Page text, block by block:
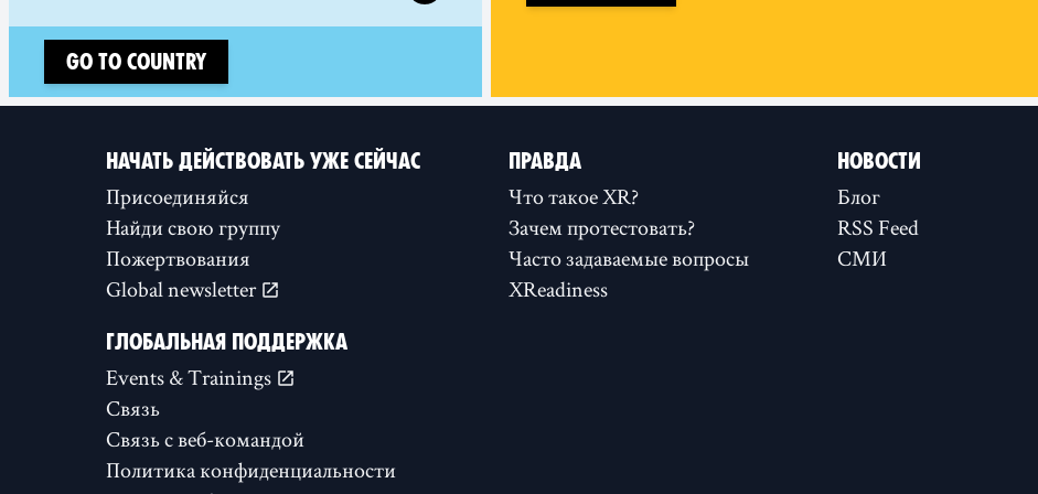
Go to country
НАЧАТЬ ДЕЙСТВОВАТЬ УЖЕ СЕЙЧАС
Присоединяйся
Найди свою группу
Пожертвования
Global newsletter
ПРАВДА
Что такое XR?
Зачем протестовать?
Часто задаваемые вопросы
XReadiness
НОВОСТИ
Блог
RSS Feed
СМИ
ГЛОБАЛЬНАЯ ПОДДЕРЖКА
Events & Trainings
Связь
Связь с веб-командой
Политика конфиденциальности